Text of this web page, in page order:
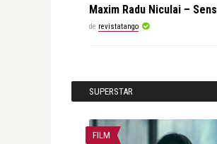
Maxim Radu Niculai – Sens
de revistatango
SUPERSTAR
FILM